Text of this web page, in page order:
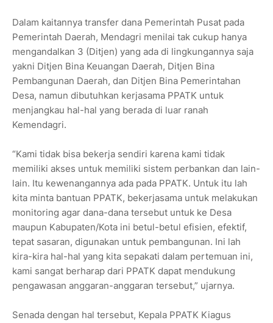
Dalam kaitannya transfer dana Pemerintah Pusat pada
Pemerintah Daerah, Mendagri menilai tak cukup hanya
mengandalkan 3 (Ditjen) yang ada di lingkungannya saja
yakni Ditjen Bina Keuangan Daerah, Ditjen Bina
Pembangunan Daerah, dan Ditjen Bina Pemerintahan
Desa, namun dibutuhkan kerjasama PPATK untuk
menjangkau hal-hal yang berada di luar ranah
Kemendagri.
“Kami tidak bisa bekerja sendiri karena kami tidak
memiliki akses untuk memiliki sistem perbankan dan lain-
lain. Itu kewenangannya ada pada PPATK. Untuk itu lah
kita minta bantuan PPATK, bekerjasama untuk melakukan
monitoring agar dana-dana tersebut untuk ke Desa
maupun Kabupaten/Kota ini betul-betul efisien, efektif,
tepat sasaran, digunakan untuk pembangunan. Ini lah
kira-kira hal-hal yang kita sepakati dalam pertemuan ini,
kami sangat berharap dari PPATK dapat mendukung
pengawasan anggaran-anggaran tersebut,” ujarnya.
Senada dengan hal tersebut, Kepala PPATK Kiagus